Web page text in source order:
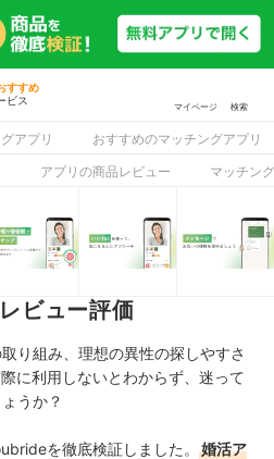
すすめ
ビス
マイページ 検索
アプリ
おすすめのマッチングアプリ
アプリの商品レビュー マッチン
ビュー評価
り組み、理想の異性の探しやすさ
に利用しないとわからず、迷って
うか？
を徹底検証しました。
婚活ア